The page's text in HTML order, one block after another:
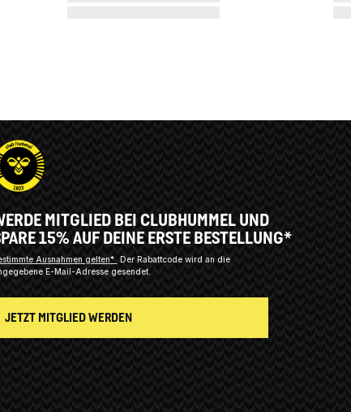
MITGLIED BEI CLUBHUMMEL UND
15% AUF DEINE ERSTE BESTELLUNG*
Ausnahmen gelten*
Der Rabattcode wird an die
E-Mail-Adresse gesendet.
JETZT MITGLIED WERDEN